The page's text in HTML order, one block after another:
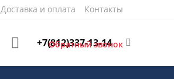
Доставка и оплата Контакты
+7(812)337-13-14
Обратный звонок